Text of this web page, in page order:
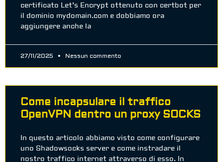
certificato Let’s Encrypt ottenuto con certbot per
il dominio mydomain.com e dobbiamo ora
aggiungere anche la
27/11/2025 Nessun commento
Come incapsulare il traffico
OpenVPN dentro un proxy SOCKS
In questo articolo abbiamo visto come configurare
uno Shadowsocks server e come instradare il
nostro traffico internet attraverso di esso. In